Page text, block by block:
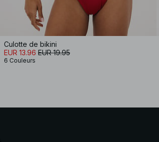
Culotte de bikini
EUR 13.96 EUR 19.95
6 Couleurs